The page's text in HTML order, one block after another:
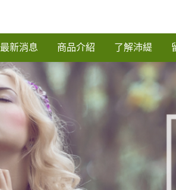
最新消息 商品介紹 了解沛緹